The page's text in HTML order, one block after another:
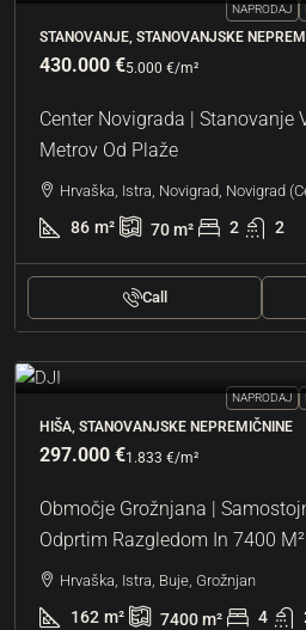
NAPRODAJ
STANOVANJE, STANOVANJSKE
430.000 €5.000 €/m²
Center Novigrada | Stanovanje
Metrov Od Plaže
Hrvaška, Istra, Novigrad, Novigrad
86 m² 70m² 2 2
Call
NAPRODAJ
HIŠA, STANOVANJSKE NEPREMIČNINE
297.000 €1.833 €/m²
Območje Grožnjana |
Odprtim Razgledom In 7400
Hrvaška, Istra, Buje, Grožnjan
162 m² 7400m² 4